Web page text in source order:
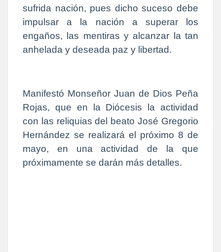
sufrida nación, pues dicho suceso debe
impulsar a la nación a superar los
engaños, las mentiras y alcanzar la tan
anhelada y deseada paz y libertad.
Manifestó Monseñor Juan de Dios Peña
Rojas, que en la Diócesis la actividad
con las reliquias del beato José Gregorio
Hernández se realizará el próximo 8 de
mayo, en una actividad de la que
próximamente se darán más detalles.